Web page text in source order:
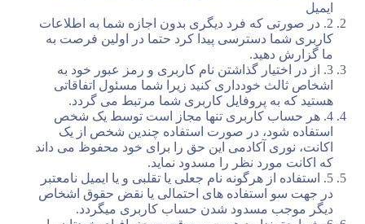
ایمیل
2. در صورتی که فرد دیگری بدون اجازه شما به اطلاعات
کاربری شما دسترسی پیدا کرد حتما در اولین فرصت به
ما گزارش دهید.
3. از در اختیار گذاشتن نام کاربری و رمز عبور خود به
اشخاص ثالث خودداری کنید زیرا شما مسئول اتفاقاتی
هستید که به پروفایل کاربری شما مرتبط می گردد.
4. هر حساب کاربری تنها مجاز است توسط یک شخص
استفاده شود، در صورت استفاده چندین شخص از یک
اکانت، نوری آکادمی این حق را برای خود محفوظ می داند
که اکانت مورد نظر را مسدود نماید.
5. استفاده از هرگونه نام جعلی یا تقلبی و یا ایمیل نامعتبر
در جهت سو استفاده های احتمالی یا نقض حقوق اشخاص
دیگر موجب مسدود شدن حساب کاربری میگردد.